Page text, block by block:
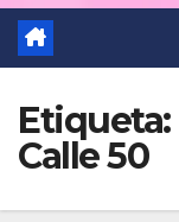
Etiqueta:
Calle 50